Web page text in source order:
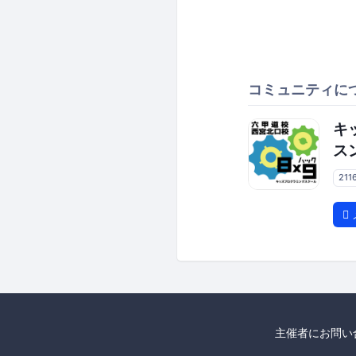
コミュニティに
キ
ス
主催者にお問い